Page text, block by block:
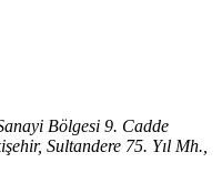
Bölgesi 9. Cadde
Sultandere 75. Yıl Mh.,